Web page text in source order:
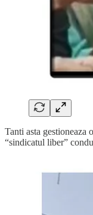
Tanti asta gestioneaza
“sindicatul liber”